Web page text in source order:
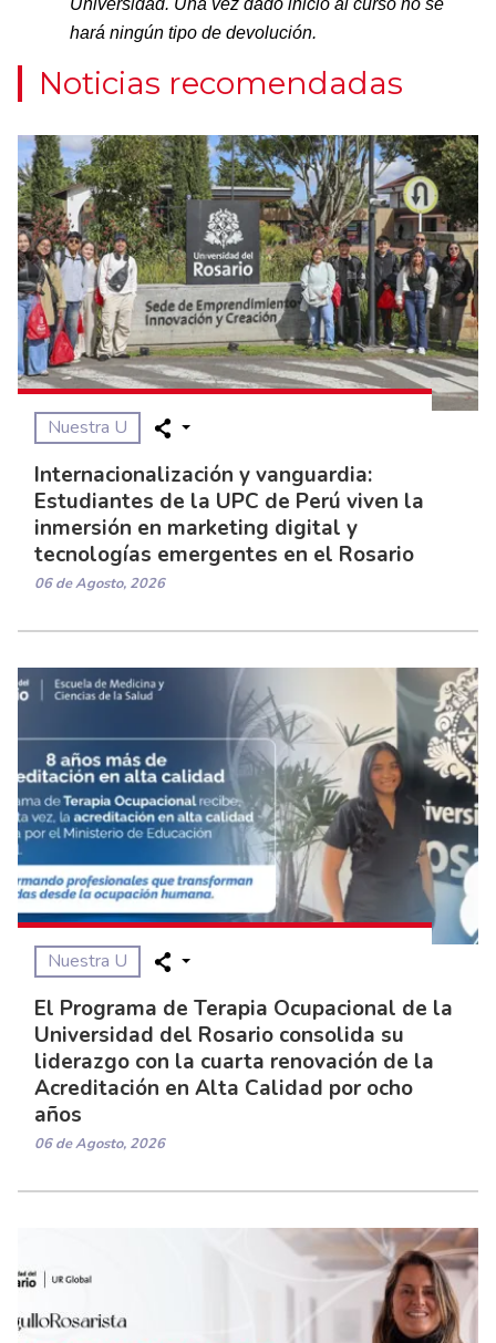
hará ningún tipo de devolución.
Noticias recomendadas
Nuestra U
Internacionalización y vanguardia:
Estudiantes de la UPC de Perú viven la
inmersión en marketing digital y
tecnologías emergentes en el Rosario
06 de Agosto, 2026
Nuestra U
El Programa de Terapia Ocupacional de la
Universidad del Rosario consolida su
liderazgo con la cuarta renovación de la
Acreditación en Alta Calidad por ocho
años
06 de Agosto, 2026